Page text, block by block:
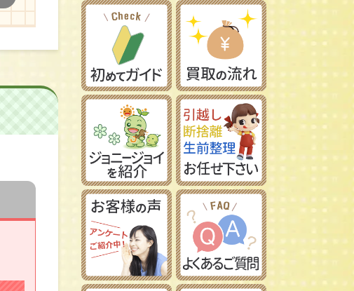
ハセガワ/長谷川製作所
フジミ模型/FUJIMI
アオシマ/青島文化教材社
イマイ/IMAI /今井科学
コトブキヤ/壽屋
イタレリ/ITALERI
レベル/Revell
Ｎゲージ
ＨＯゲージ
Ｚゲージ
車両パーツ
ストラクチャー
Ｇゲージ
Ｏゲージ